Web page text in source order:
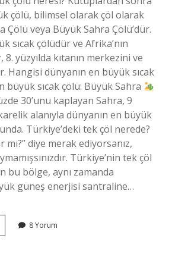
çölü, bilimsel olarak çöl olarak
Çölü veya Büyük Sahra Çölü’dür.
sıcak çölüdür ve Afrika’nın
8. yüzyılda kıtanın merkezini ve
Hangisi dünyanın en büyük sıcak
büyük sıcak çölü: Büyük Sahra
30’unu kaplayan Sahra, 9
alanıyla dünyanın en büyük
Türkiye’deki tek çöl nerede?
mı?” diye merak ediyorsanız,
Türkiye’nin tek çöl
bu bölge, aynı zamanda
güneş enerjisi santraline…
8 Yorum